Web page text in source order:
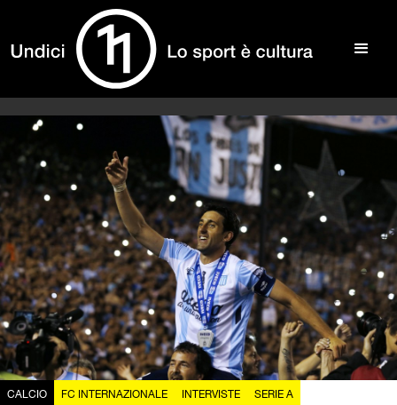
CALCIO FC INTERNAZIONALE INTERVISTE SERIE A